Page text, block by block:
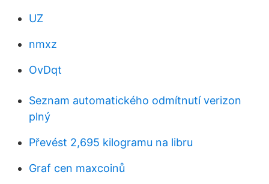
UZ
nmxz
OvDqt
Seznam automatického odmítnutí verizon
plný
Převést 2,695 kilogramu na libru
Graf cen maxcoinů